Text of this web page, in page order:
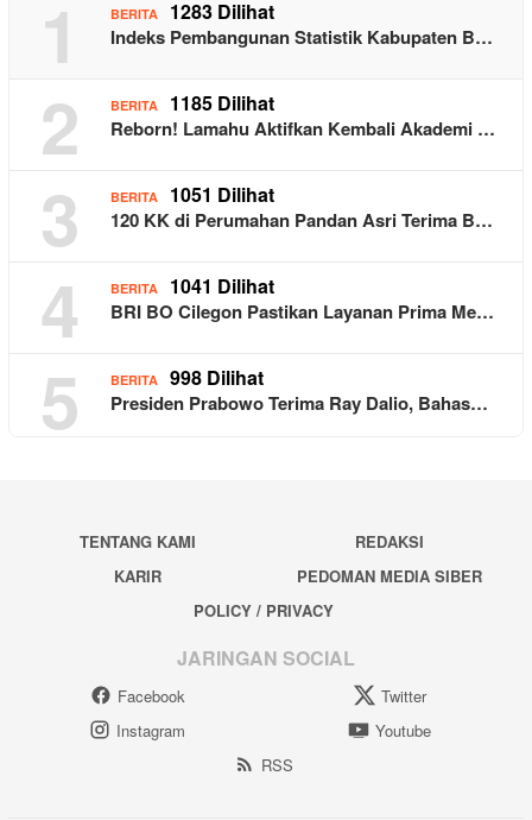
1 BERITA 1283 Dilihat
Indeks Pembangunan Statistik Kabupaten B…
2 BERITA 1185 Dilihat
Reborn! Lamahu Aktifkan Kembali Akademi …
3 BERITA 1051 Dilihat
120 KK di Perumahan Pandan Asri Terima B…
4 BERITA 1041 Dilihat
BRI BO Cilegon Pastikan Layanan Prima Me…
5 BERITA 998 Dilihat
Presiden Prabowo Terima Ray Dalio, Bahas…
TENTANG KAMI
REDAKSI
KARIR
PEDOMAN MEDIA SIBER
POLICY / PRIVACY
JARINGAN SOCIAL
Facebook
Twitter
Instagram
Youtube
RSS